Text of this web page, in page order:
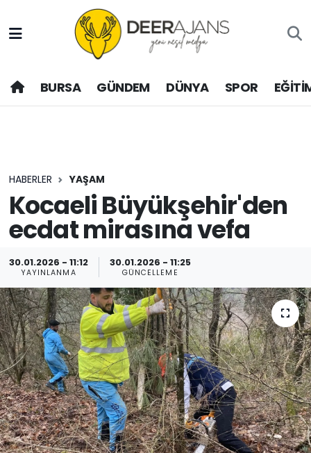
BURSA GÜNDEM DÜNYA SPOR
HABERLER YAŞAM
Kocaeli Büyükşehir'den
ecdat mirasına vefa
30.01.2026 - 11:12
YAYINLANMA
30.01.2026 - 11:25
GÜNCELLEME
Hava Durumu
Trafik Durumu
Son Dakika Haberleri
Haber Arşivi